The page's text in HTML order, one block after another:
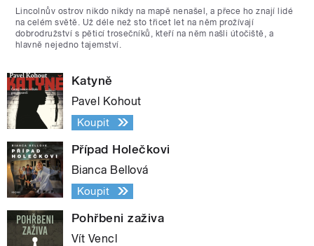
Lincolnův ostrov nikdo nikdy na mapě nenašel, a přece ho znají lidé
na celém světě. Už déle než sto třicet let na něm prožívají
dobrodružství s pěticí trosečníků, kteří na něm našli útočiště, a
hlavně nejedno tajemství.
Katyně
Pavel Kohout
Koupit
Případ Holečkovi
Bianca Bellová
Koupit
Pohřbeni zaživa
Vít Vencl